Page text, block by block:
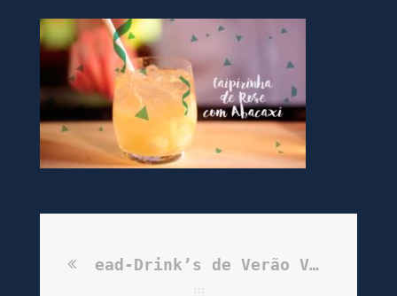
ead-Drink’s de Verão Vinho & Ponto | Caipirinha de Abacaxi com Vinho Rosé